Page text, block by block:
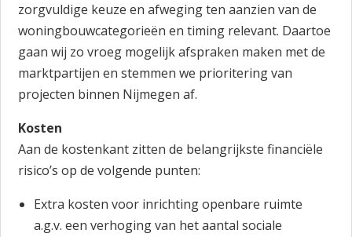
zorgvuldige keuze en afweging ten aanzien van de
woningbouwcategorieën en timing relevant. Daartoe
gaan wij zo vroeg mogelijk afspraken maken met de
marktpartijen en stemmen we prioritering van
projecten binnen Nijmegen af.
Kosten
Aan de kostenkant zitten de belangrijkste financiële
risico’s op de volgende punten:
Extra kosten voor inrichting openbare ruimte
a.g.v. een verhoging van het aantal sociale